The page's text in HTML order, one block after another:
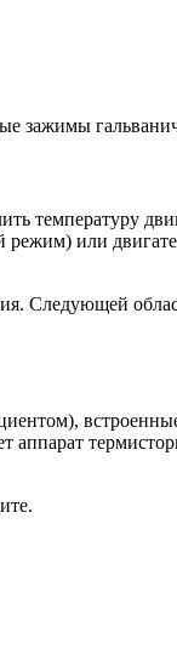
зажимы
температуру
или
Следующей
аппарат